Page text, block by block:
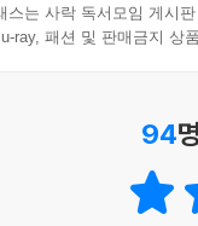
인이 더 부자가 된다
우석, 우석 하는군요
. 많이 깨우치고 있네
스는 사락 독서모임 게시
ray, 패션 및 판매금지 상
94